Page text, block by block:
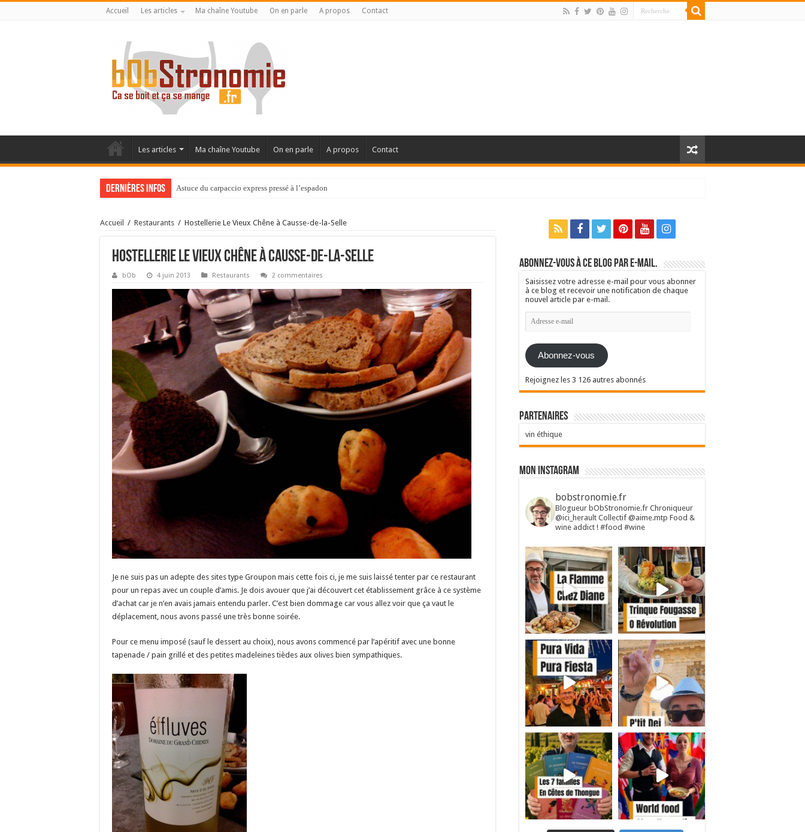
Accueil Les articles Ma chaîne Youtube On en parle A propos Contact
Les articles Ma chaîne Youtube On en parle A propos Contact
Dernières infos Astuce du carpaccio express pressé à l’espadon
Accueil / Restaurants / Hostellerie Le Vieux Chêne à Causse-de-la-Selle
Hostellerie Le Vieux Chêne à Causse-de-la-Selle
bOb 4 juin 2013 Restaurants 2 commentaires
Je ne suis pas un adepte des sites type Groupon mais cette fois ci, je me suis laissé tenter par ce restaurant
pour un repas avec un couple d’amis. Je dois avouer que j’ai découvert cet établissement grâce à ce système
d’achat car je n’en avais jamais entendu parler. C’est bien dommage car vous allez voir que ça vaut le
déplacement, nous avons passé une très bonne soirée.
Pour ce menu imposé (sauf le dessert au choix), nous avons commencé par l’apéritif avec une bonne
tapenade / pain grillé et des petites madeleines tièdes aux olives bien sympathiques.
Abonnez-vous à ce blog par e-mail.
Saisissez votre adresse e-mail pour vous abonner
à ce blog et recevoir une notification de chaque
nouvel article par e-mail.
Adresse
e-
Abonnez-vous
Rejoignez les 3 126 autres abonnés
Partenaires
vin éthique
Mon Instagram
bobstronomie.fr
Blogueur bObStronomie.fr Chroniqueur
@ici_herault Collectif @aime.mtp Food &
wine addict ! #food #wine